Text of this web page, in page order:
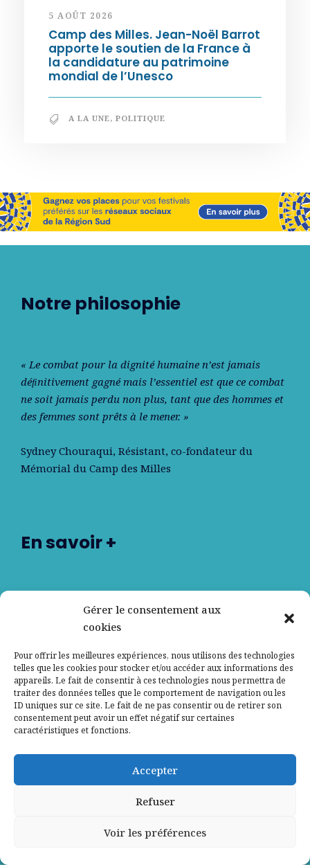
Gérer le consentement aux
cookies
Pour offrir les meilleures expériences, nous utilisons des technologies
telles que les cookies pour stocker et/ou accéder aux informations des
appareils. Le fait de consentir à ces technologies nous permettra de
traiter des données telles que le comportement de navigation ou les
ID uniques sur ce site. Le fait de ne pas consentir ou de retirer son
consentement peut avoir un effet négatif sur certaines
caractéristiques et fonctions.
Accepter
Refuser
Voir les préférences
5 AOÛT 2026
Camp des Milles. Jean-Noël Barrot
apporte le soutien de la France à
la candidature au patrimoine
mondial de l’Unesco
A LA UNE, POLITIQUE
Notre philosophie
« Le combat pour la dignité humaine n’est jamais
déﬁnitivement gagné mais l’essentiel est que ce combat
ne soit jamais perdu non plus, tant que des hommes et
des femmes sont prêts à le mener. »
Sydney Chouraqui, Résistant, co-fondateur du
Mémorial du Camp des Milles
En savoir +
Contactez-nous
Mentions légales